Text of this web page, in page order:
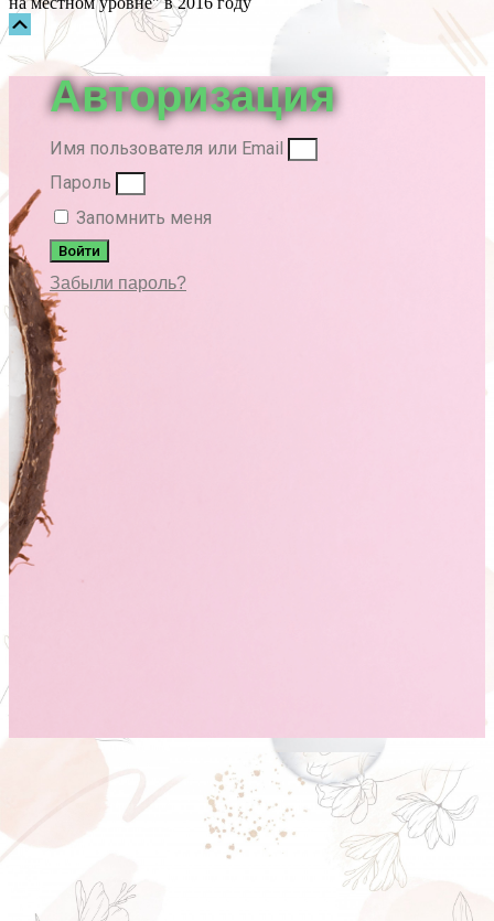
Прокрутка
вверх
Авторизация
Имя пользователя или Email
Пароль
Запомнить меня
Войти
Забыли пароль?